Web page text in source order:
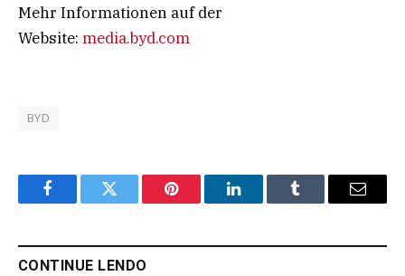
Mehr Informationen auf der
Website: media.byd.com
BYD
FacebookTwitter Pinterest LinkedInTumblr Email
CONTINUE LENDO